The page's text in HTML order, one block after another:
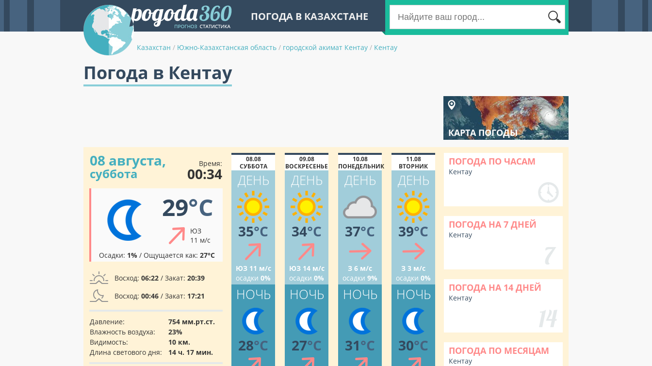
ПОГОДА В КАЗАХСТАНЕ
Казахстан / Южно-Казахстанская область / городской акимат Кентау / Кентау
Погода в Кентау
КАРТА ПОГОДЫ
08 августа,
суббота
Время:
00:34
29°C
ЮЗ
11 м/с
Осадки: 1% / Ощущается как: 27°C
Восход: 06:22 / Закат: 20:39
Восход: 00:46 / Закат: 17:21
Давление:
754 мм.рт.ст.
Влажность воздуха:
23%
Видимость:
10 км.
Длина светового дня:
14 ч. 17 мин.
08.08
СУББОТА
ДЕНЬ
35°C
ЮЗ 11 м/с
осадки 0%
НОЧЬ
28°C
09.08
ВОСКРЕСЕНЬЕ
ДЕНЬ
34°C
ЮЗ 14 м/с
осадки 0%
НОЧЬ
27°C
10.08
ПОНЕДЕЛЬНИК
ДЕНЬ
37°C
З 6 м/с
осадки 9%
НОЧЬ
31°C
11.08
ВТОРНИК
ДЕНЬ
39°C
З 3 м/с
осадки 0%
НОЧЬ
30°C
ПОГОДА ПО ЧАСАМ
Кентау
ПОГОДА НА 7 ДНЕЙ
Кентау
ПОГОДА НА 14 ДНЕЙ
Кентау
ПОГОДА ПО МЕСЯЦАМ
Кентау